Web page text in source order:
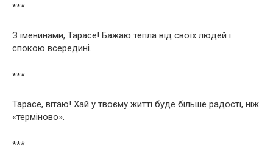
***
З іменинами, Тарасе! Бажаю тепла від своїх людей і
спокою всередині.
***
Тарасе, вітаю! Хай у твоєму житті буде більше радості, ніж
«терміново».
***